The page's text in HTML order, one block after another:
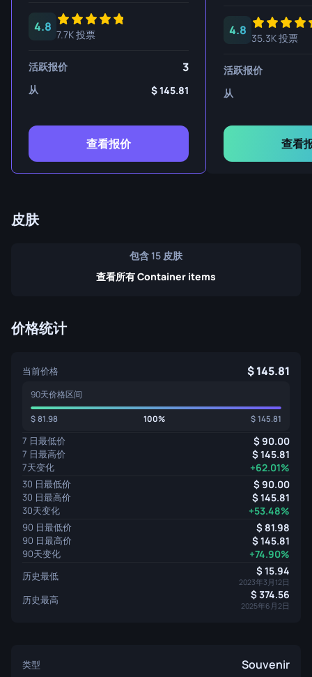
4.8
7.7K 投票
活跃报价 3
从 145.81
查看报价
4.8
35.3K 投票
活跃报价
从
查看
皮肤
包含 15 皮肤
查看所有 Container items
价格统计
当前价格 145.81
90天价格区间
81.98 100% 145.81
7 日最低价 90.00
7 日最高价 145.81
7天变化 +62.01%
30 日最低价 90.00
30 日最高价 145.81
30天变化 +53.48%
90 日最低价 81.98
90 日最高价 145.81
90天变化 +74.90%
历史最低 15.94
2023年3月12日
历史最高 374.56
2025年6月2日
类型 Souvenir